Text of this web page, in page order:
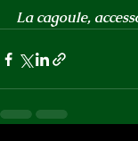
La cagoule,